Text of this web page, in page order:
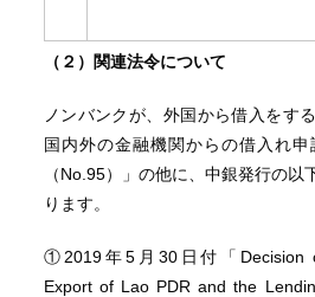
（２）関連法令について
ノンバンクが、外国から借入をす
国内外の金融機関からの借入れ
（No.95）」の他に、中銀発行の以
ります。
①2019年5月30日付「Decision
Export of Lao PDR and the